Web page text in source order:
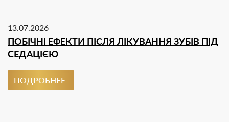
13.07.2026
ПОБІЧНІ ЕФЕКТИ ПІСЛЯ ЛІКУВАННЯ ЗУБІВ ПІД
СЕДАЦІЄЮ
ПОДРОБНЕЕ